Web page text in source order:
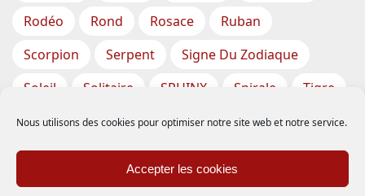
Nous utilisons des cookies pour optimiser notre site web et notre service.
Accepter les cookies
Rodéo
Rond Rosace
Ruban
Scorpion
Serpent
Signe Du Zodiaque
Soleil
Solitaire SPHINX Spirale
Tigre
Torsade
Tortue Train
Tresse
Triangle
Trèfle Tête Vase
Étoile
Étoiles De Mer